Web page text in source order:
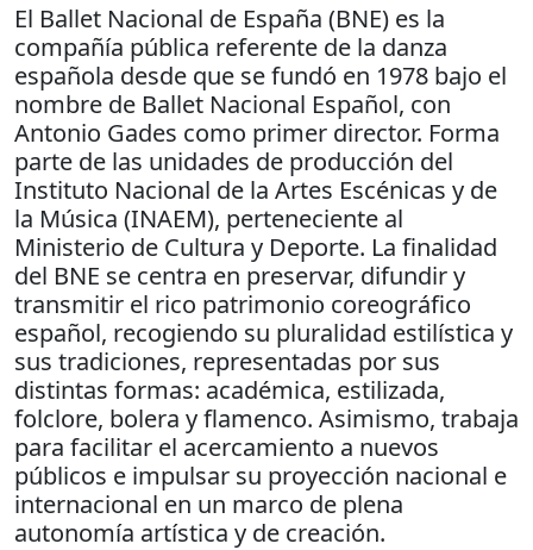
El Ballet Nacional de España (BNE) es la
compañía pública referente de la danza
española desde que se fundó en 1978 bajo el
nombre de Ballet Nacional Español, con
Antonio Gades como primer director. Forma
parte de las unidades de producción del
Instituto Nacional de la Artes Escénicas y de
la Música (INAEM), perteneciente al
Ministerio de Cultura y Deporte. La finalidad
del BNE se centra en preservar, difundir y
transmitir el rico patrimonio coreográfico
español, recogiendo su pluralidad estilística y
sus tradiciones, representadas por sus
distintas formas: académica, estilizada,
folclore, bolera y flamenco. Asimismo, trabaja
para facilitar el acercamiento a nuevos
públicos e impulsar su proyección nacional e
internacional en un marco de plena
autonomía artística y de creación.